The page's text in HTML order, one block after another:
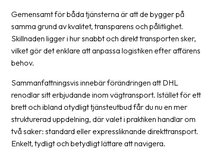
oss
Villkor
Integritet
Förbjudet
farligt
innehåll
Gemensamt för båda tjänsterna är att de bygger på
samma grund av kvalitet, transparens och pålitlighet.
Skillnaden ligger i hur snabbt och direkt transporten sker,
vilket gör det enklare att anpassa logistiken efter affärens
behov.
Sammanfattningsvis innebär förändringen att DHL
renodlar sitt erbjudande inom vägtransport. Istället för ett
brett och ibland otydligt tjänsteutbud får du nu en mer
strukturerad uppdelning, där valet i praktiken handlar om
två saker: standard eller expressliknande direkttransport.
Enkelt, tydligt och betydligt lättare att navigera.